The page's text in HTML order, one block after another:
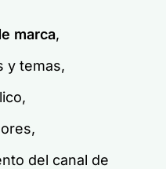
marca,
y temas,
del canal de